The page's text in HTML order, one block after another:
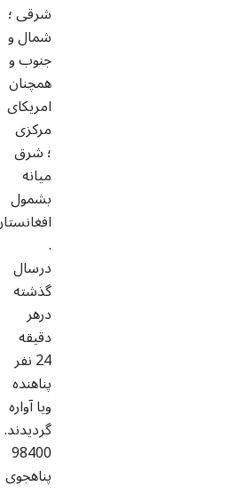
شرقی ؛
شمال و
جنوب و
همچنان
امریکای
مرکزی
؛ شرق
میانه
بشمول
.
درسال
گذشته
درهر
دقیقه
24 نفر
پناهنده
ویا آواره
گردیدند.
98400
پناهجوی